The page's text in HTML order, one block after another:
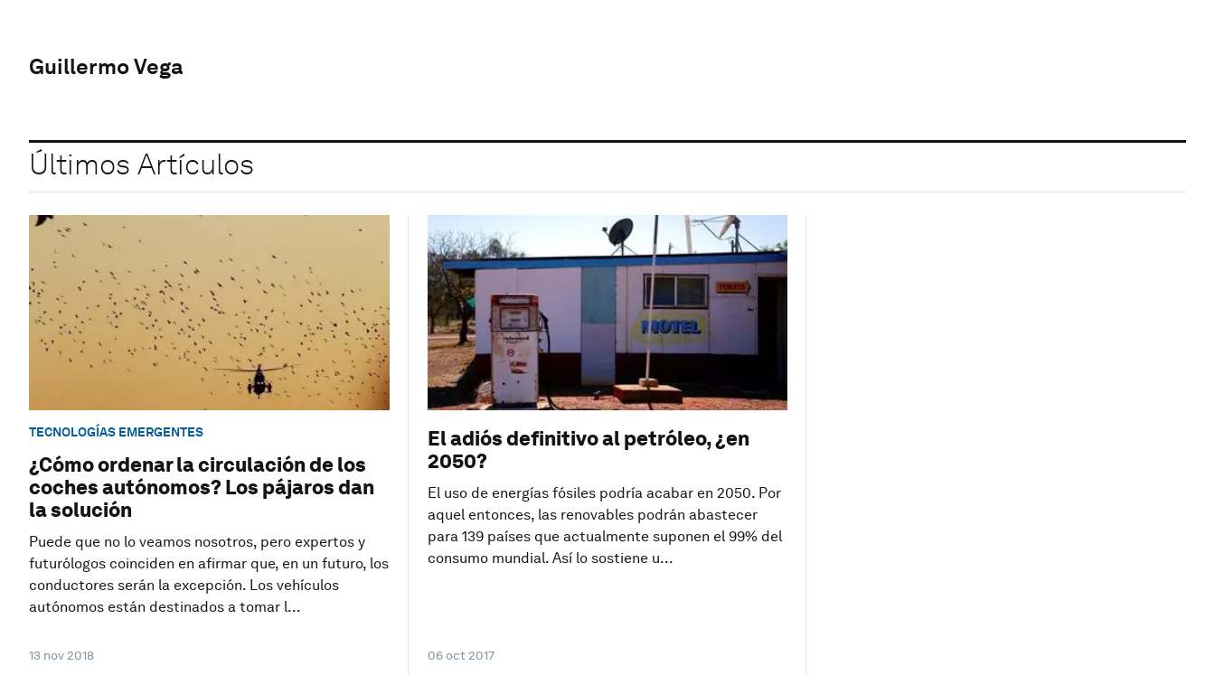
Guillermo Vega
Últimos Artículos
TECNOLOGÍAS EMERGENTES
¿Cómo ordenar la circulación de los
coches autónomos? Los pájaros dan
la solución
Puede que no lo veamos nosotros, pero expertos y
futurólogos coinciden en afirmar que, en un futuro, los
conductores serán la excepción. Los vehículos
autónomos están destinados a tomar l...
13 nov 2018
El adiós definitivo al petróleo, ¿en
2050?
El uso de energías fósiles podría acabar en 2050. Por
aquel entonces, las renovables podrán abastecer
para 139 países que actualmente suponen el 99% del
consumo mundial. Así lo sostiene u...
06 oct 2017